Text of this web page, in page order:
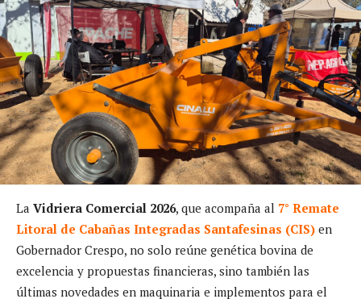
La Vidriera Comercial 2026, que acompaña al 7° Remate
Litoral de Cabañas Integradas Santafesinas (CIS) en
Gobernador Crespo, no solo reúne genética bovina de
excelencia y propuestas financieras, sino también las
últimas novedades en maquinaria e implementos para el